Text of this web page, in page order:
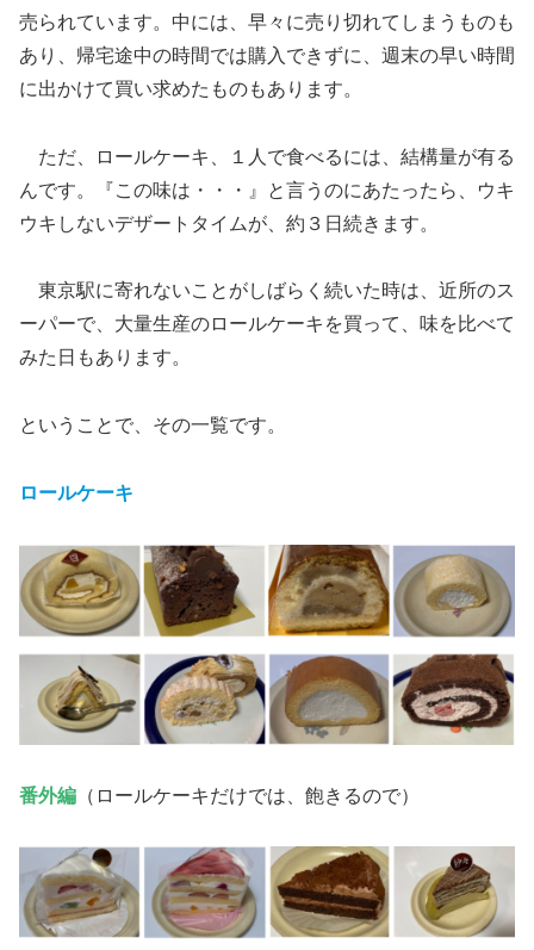
売られています。中には、早々に売り切れてしまうものも
あり、帰宅途中の時間では購入できずに、週末の早い時間
に出かけて買い求めたものもあります。
ただ、ロールケーキ、１人で食べるには、結構量が有る
んです。『この味は・・・』と言うのにあたったら、ウキ
ウキしないデザートタイムが、約３日続きます。
東京駅に寄れないことがしばらく続いた時は、近所のス
ーパーで、大量生産のロールケーキを買って、味を比べて
みた日もあります。
ということで、その一覧です。
ロールケーキ
番外編 （ロールケーキだけでは、飽きるので）